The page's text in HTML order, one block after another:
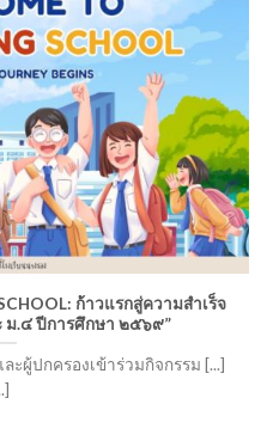
ก้าวแรกสู่ความสำเร็จ
ม.๔ ปีการศึกษา ๒๕๖๙”
ะผู้ปกครองเข้าร่วมกิจกรรม [...]